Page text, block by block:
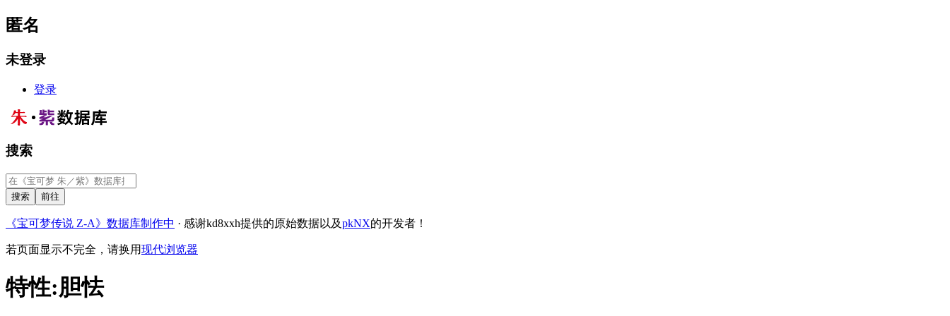
匿名
未登录
登录
搜索
《宝可梦传说 Z-A》数据库制作中 · 感谢kd8xxh提供的原始数据以及pkNX的开发者！
若页面显示不完全，请换用现代浏览器
特性:胆怯